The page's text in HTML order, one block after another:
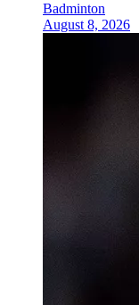
Badminton
August 8, 2026